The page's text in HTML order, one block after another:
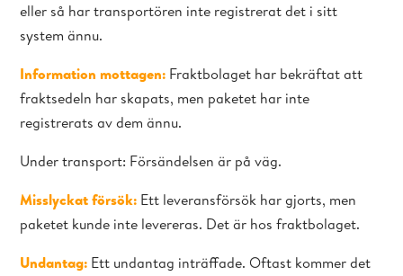
eller så har transportören inte registrerat det i sitt
system ännu.
Information mottagen: Fraktbolaget har bekräftat att
fraktsedeln har skapats, men paketet har inte
registrerats av dem ännu.
Under transport: Försändelsen är på väg.
Misslyckat försök: Ett leveransförsök har gjorts, men
paketet kunde inte levereras. Det är hos fraktbolaget.
Undantag: Ett undantag inträffade. Oftast kommer det